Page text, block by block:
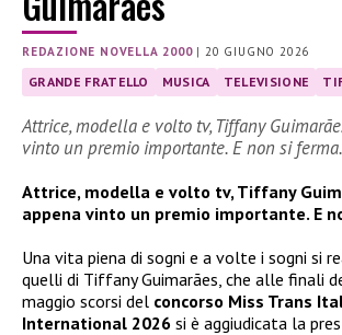
REDAZIONE NOVELLA 2000|20 GIUGNO 2026
GRANDE FRATELLO MUSICA TELEVISIONE
Attrice, modella e volto tv, Tiffany
vinto un premio importante. E non si
Attrice, modella e volto tv, Tiffany
appena vinto un premio importante. E
Una vita piena di sogni e a volte i sogni si
quelli di Tiffany Guimarães, che alle finali
maggio scorsi del concorso Miss Trans
International 2026 si è aggiudicata la